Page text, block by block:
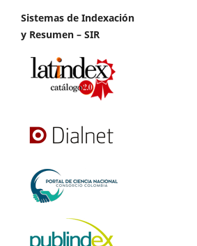
Sistemas de Indexación
y Resumen – SIR